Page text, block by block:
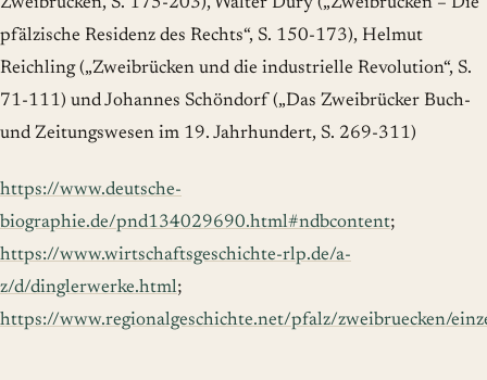
Zweibrücken, S. 175-203), Walter Dury („Zweibrücken – Die
pfälzische Residenz des Rechts“, S. 150-173), Helmut
Reichling („Zweibrücken und die industrielle Revolution“, S.
71-111) und Johannes Schöndorf („Das Zweibrücker Buch-
und Zeitungswesen im 19. Jahrhundert, S. 269-311)
https://www.deutsche-
biographie.de/pnd134029690.html#ndbcontent;
https://www.wirtschaftsgeschichte-rlp.de/a-
z/d/dinglerwerke.html;
https://www.regionalgeschichte.net/pfalz/zweibruecken/